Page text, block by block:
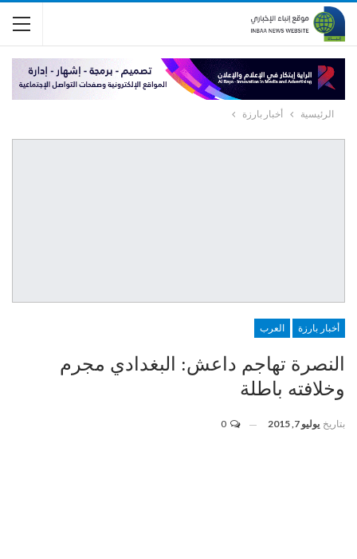
الرئيسية أخبار بارزة
أخبار بارزة العرب
النصرة تهاجم داعش: البغدادي مجرم
وخلافته باطلة
بتاريخ يوليو 7, 2015